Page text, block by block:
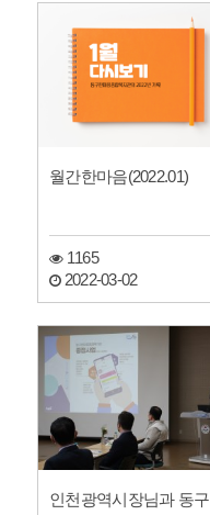
월간한마음(2022.01)
1165
2022-03-02
인천광역시장님과 동구